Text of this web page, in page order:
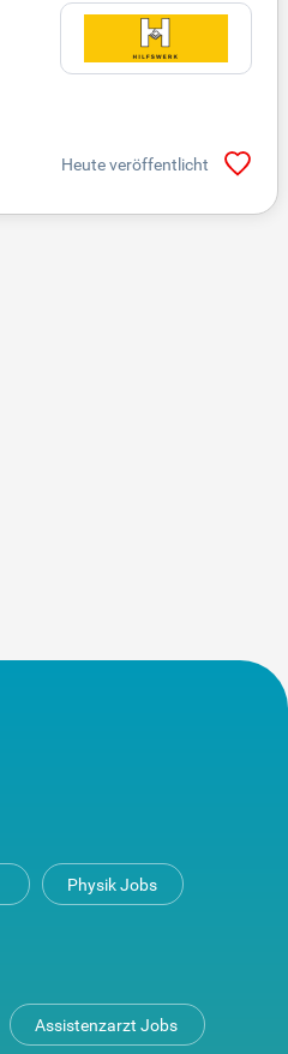
Heute veröffentlicht
Physik Jobs
Assistenzarzt Jobs